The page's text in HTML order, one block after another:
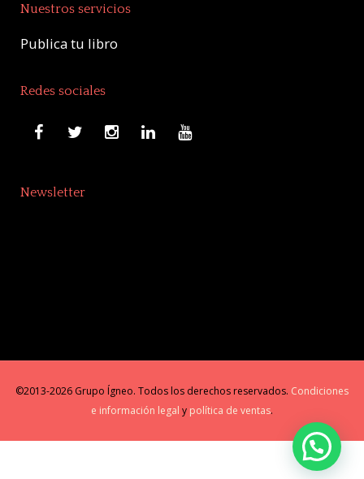
Nuestros servicios
Publica tu libro
Redes sociales
Newsletter
©2013-2026 Grupo Ígneo. Todos los derechos reservados. Condiciones
e información legal y política de ventas.